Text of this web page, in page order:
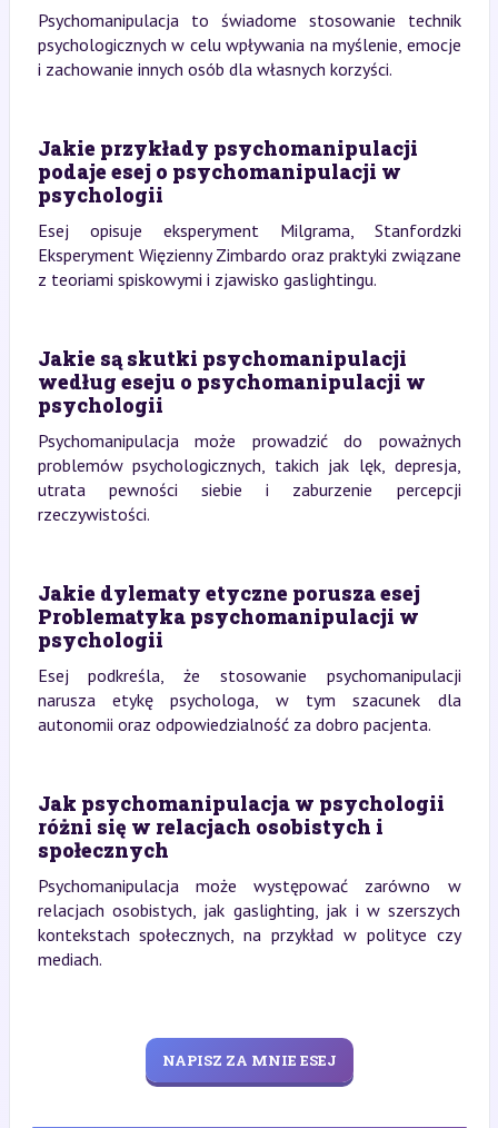
Psychomanipulacja to świadome stosowanie technik
psychologicznych w celu wpływania na myślenie, emocje
i zachowanie innych osób dla własnych korzyści.
Jakie przykłady psychomanipulacji
podaje esej o psychomanipulacji w
psychologii
Esej opisuje eksperyment Milgrama, Stanfordzki
Eksperyment Więzienny Zimbardo oraz praktyki związane
z teoriami spiskowymi i zjawisko gaslightingu.
Jakie są skutki psychomanipulacji
według eseju o psychomanipulacji w
psychologii
Psychomanipulacja może prowadzić do poważnych
problemów psychologicznych, takich jak lęk, depresja,
utrata pewności siebie i zaburzenie percepcji
rzeczywistości.
Jakie dylematy etyczne porusza esej
Problematyka psychomanipulacji w
psychologii
Esej podkreśla, że stosowanie psychomanipulacji
narusza etykę psychologa, w tym szacunek dla
autonomii oraz odpowiedzialność za dobro pacjenta.
Jak psychomanipulacja w psychologii
różni się w relacjach osobistych i
społecznych
Psychomanipulacja może występować zarówno w
relacjach osobistych, jak gaslighting, jak i w szerszych
kontekstach społecznych, na przykład w polityce czy
mediach.
NAPISZ ZA MNIE ESEJ